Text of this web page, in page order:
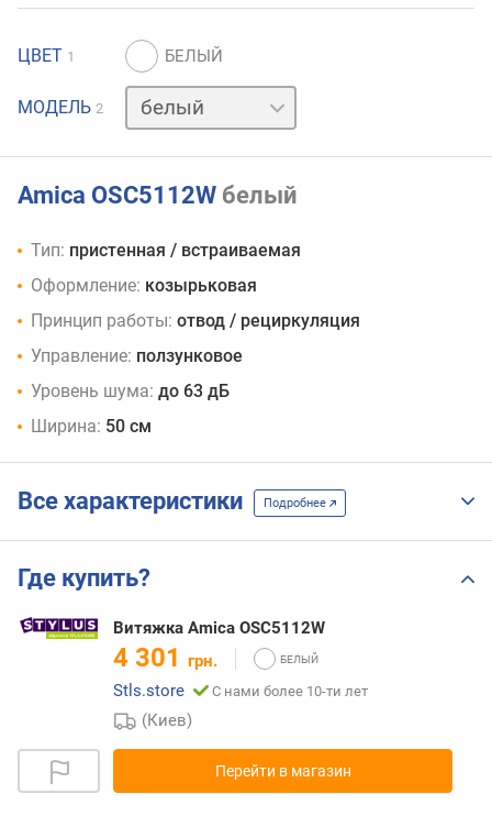
ЦВЕТ 1
МОДЕЛЬ 2
нержавейка
Amica OSC5112W белый
Тип: пристенная / встраиваемая
Оформление: козырьковая
Принцип работы: отвод / рециркуляция
Управление: ползунковое
Уровень шума: до 63 дБ
Ширина: 50 см
Все характеристики Подробнее
Где купить?
Витяжка Amica OSC5112W
4 301 грн.
Stls.store
С нами более 10-ти лет
(Киев)
Перейти в магазин